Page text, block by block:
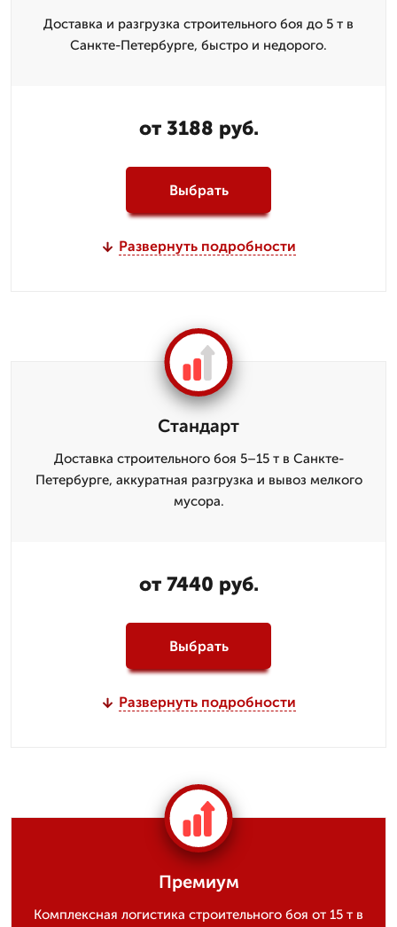
Доставка и разгрузка строительного боя до 5 т в
Санкте-Петербурге, быстро и недорого.
от 3188 руб.
Выбрать
Развернуть подробности
Стандарт
Доставка строительного боя 5–15 т в Санкте-
Петербурге, аккуратная разгрузка и вывоз мелкого
мусора.
от 7440 руб.
Выбрать
Развернуть подробности
Премиум
Комплексная логистика строительного боя от 15 т в